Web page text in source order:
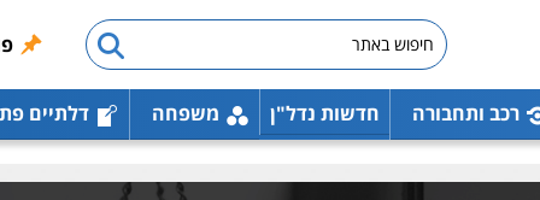
רכב ותחבורה חדשות נדל"ן משפחה דלתיים